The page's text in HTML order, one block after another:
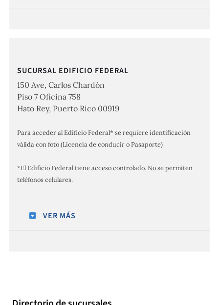
SUCURSAL EDIFICIO FEDERAL
150 Ave, Carlos Chardón
Piso 7 Oficina 758
Hato Rey, Puerto Rico 00919
Para acceder al Edificio Federal* se requiere identificación
válida con foto (Licencia de conducir o Pasaporte)
*El Edificio Federal tiene acceso controlado. No se permiten
teléfonos celulares.
VER MÁS